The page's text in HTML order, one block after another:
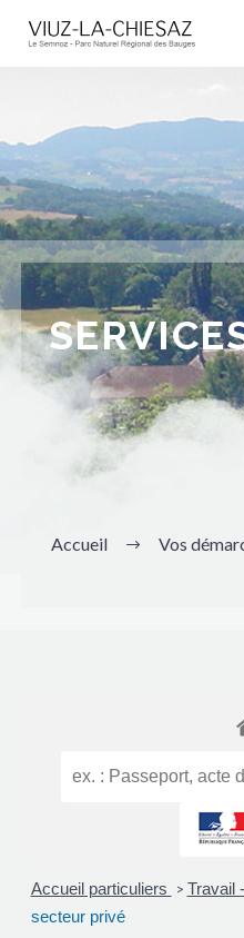
Accueil Vos
Accueil particuliers > Travail
secteur privé